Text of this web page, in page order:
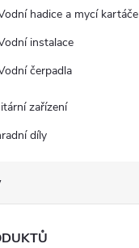
hadice a mycí kartáče
instalace
čerpadla
zařízení
díly